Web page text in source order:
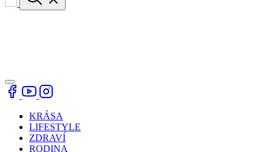
KRÁSA
LIFESTYLE
ZDRAVÍ
RODINA